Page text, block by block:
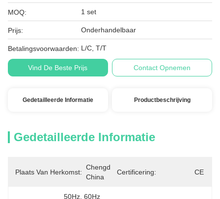
MOQ: 1 set
Prijs: Onderhandelbaar
Betalingsvoorwaarden: L/C, T/T
Vind De Beste Prijs Contact Opnemen
Gedetailleerde Informatie Productbeschrijving
Gedetailleerde Informatie
Plaats Van Herkomst:
Chengdu,
China
Certificering: CE
50Hz, 60Hz